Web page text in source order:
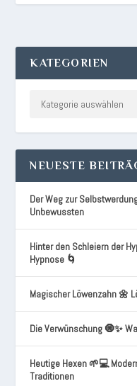
KATEGORIEN
NEUESTE
Der Weg zur
Unbewussten
Hinter den Schleiern der
Hypnose 🌀
Magischer Löwenzahn 🌼
Die Verwünschung 🧿✨
Heutige Hexen 🌱💻
Traditionen